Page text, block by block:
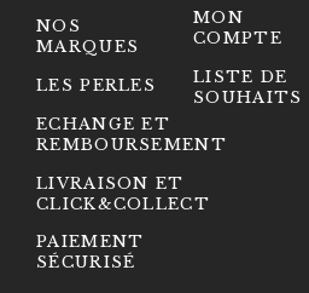
NOS
MARQUES
LES PERLES
ECHANGE ET
REMBOURSEMENT
LIVRAISON ET
CLICK&COLLECT
PAIEMENT
SÉCURISÉ
MON
COMPTE
LISTE DE
SOUHAITS